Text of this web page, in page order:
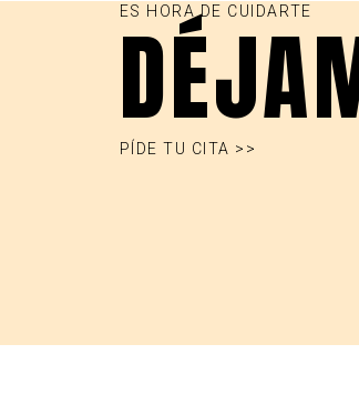
ES HORA DE CUIDARTE
PÍDE TU CITA >>